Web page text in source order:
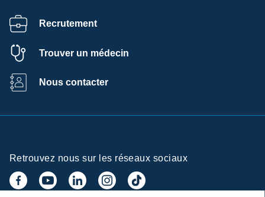
Recrutement
Trouver un médecin
Nous contacter
Retrouvez nous sur les réseaux sociaux